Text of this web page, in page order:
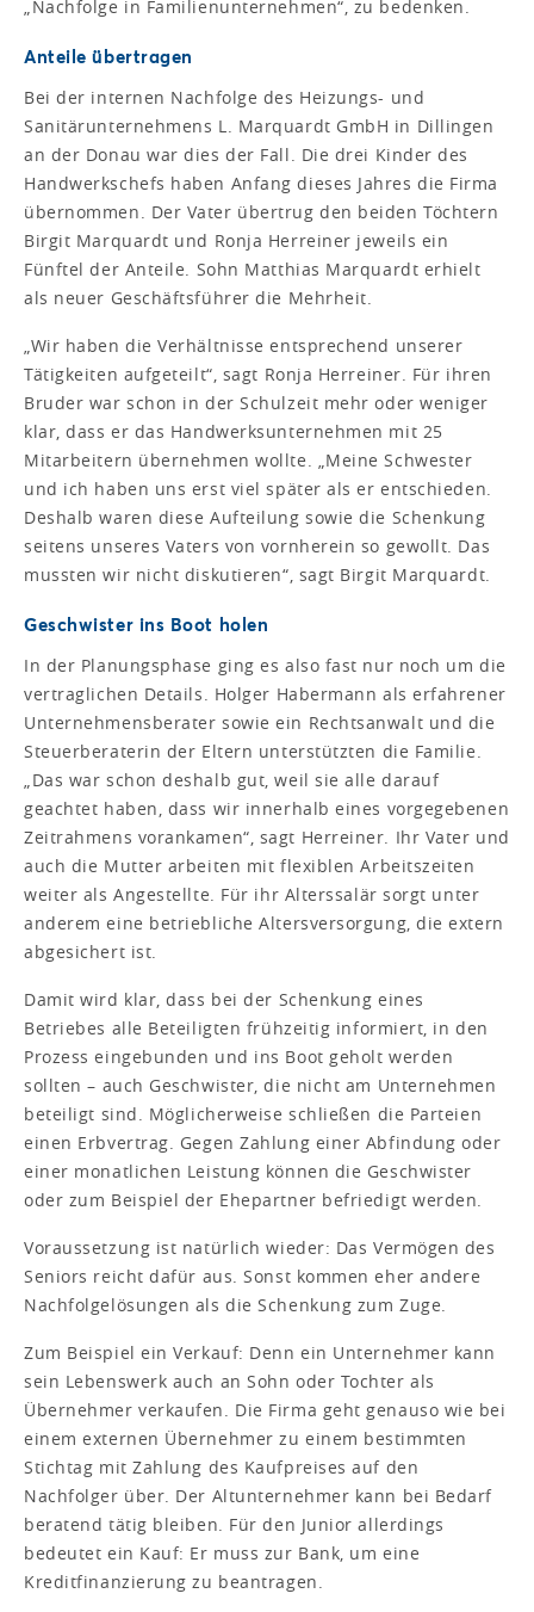
„Nachfolge in Familienunternehmen“, zu bedenken.
Anteile übertragen
Bei der internen Nachfolge des Heizungs- und
Sanitärunternehmens L. Marquardt GmbH in Dillingen
an der Donau war dies der Fall. Die drei Kinder des
Handwerkschefs haben Anfang dieses Jahres die Firma
übernommen. Der Vater übertrug den beiden Töchtern
Birgit Marquardt und Ronja Herreiner jeweils ein
Fünftel der Anteile. Sohn Matthias Marquardt erhielt
als neuer Geschäftsführer die Mehrheit.
„Wir haben die Verhältnisse entsprechend unserer
Tätigkeiten aufgeteilt“, sagt Ronja Herreiner. Für ihren
Bruder war schon in der Schulzeit mehr oder weniger
klar, dass er das Handwerksunternehmen mit 25
Mitarbeitern übernehmen wollte. „Meine Schwester
und ich haben uns erst viel später als er entschieden.
Deshalb waren diese Aufteilung sowie die Schenkung
seitens unseres Vaters von vornherein so gewollt. Das
mussten wir nicht diskutieren“, sagt Birgit Marquardt.
Geschwister ins Boot holen
In der Planungsphase ging es also fast nur noch um die
vertraglichen Details. Holger Habermann als erfahrener
Unternehmensberater sowie ein Rechtsanwalt und die
Steuerberaterin der Eltern unterstützten die Familie.
„Das war schon deshalb gut, weil sie alle darauf
geachtet haben, dass wir innerhalb eines vorgegebenen
Zeitrahmens vorankamen“, sagt Herreiner. Ihr Vater und
auch die Mutter arbeiten mit flexiblen Arbeitszeiten
weiter als Angestellte. Für ihr Alterssalär sorgt unter
anderem eine betriebliche Altersversorgung, die extern
abgesichert ist.
Damit wird klar, dass bei der Schenkung eines
Betriebes alle Beteiligten frühzeitig informiert, in den
Prozess eingebunden und ins Boot geholt werden
sollten – auch Geschwister, die nicht am Unternehmen
beteiligt sind. Möglicherweise schließen die Parteien
einen Erbvertrag. Gegen Zahlung einer Abfindung oder
einer monatlichen Leistung können die Geschwister
oder zum Beispiel der Ehepartner befriedigt werden.
Voraussetzung ist natürlich wieder: Das Vermögen des
Seniors reicht dafür aus. Sonst kommen eher andere
Nachfolgelösungen als die Schenkung zum Zuge.
Zum Beispiel ein Verkauf: Denn ein Unternehmer kann
sein Lebenswerk auch an Sohn oder Tochter als
Übernehmer verkaufen. Die Firma geht genauso wie bei
einem externen Übernehmer zu einem bestimmten
Stichtag mit Zahlung des Kaufpreises auf den
Nachfolger über. Der Altunternehmer kann bei Bedarf
beratend tätig bleiben. Für den Junior allerdings
bedeutet ein Kauf: Er muss zur Bank, um eine
Kreditfinanzierung zu beantragen.